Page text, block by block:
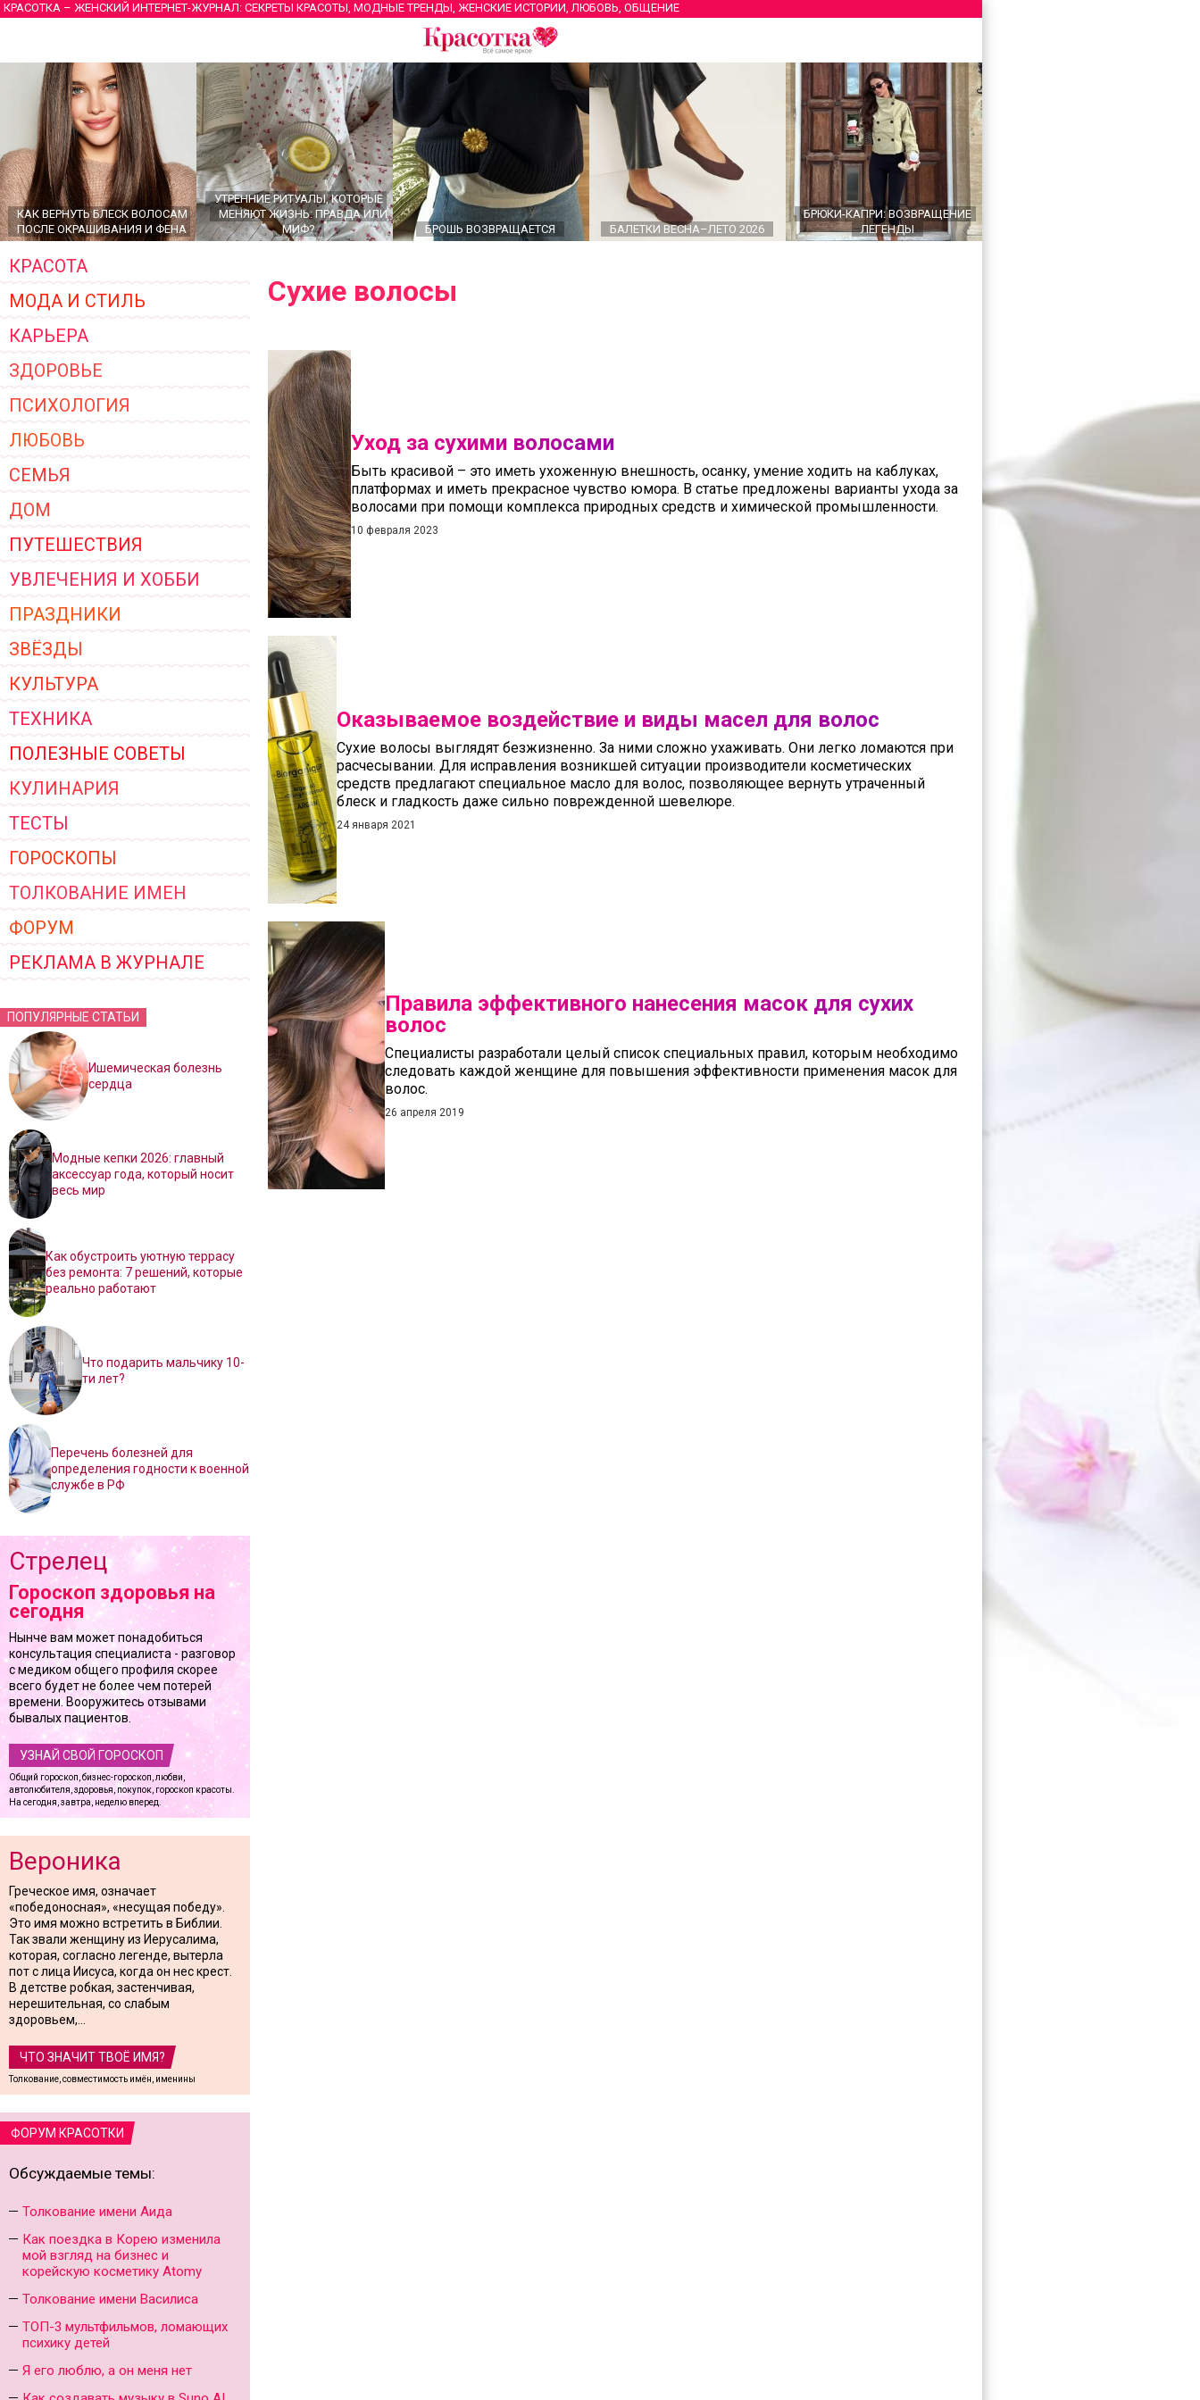
КРАСОТКА – ЖЕНСКИЙ ИНТЕРНЕТ-ЖУРНАЛ: СЕКРЕТЫ КРАСОТЫ, МОДНЫЕ ТРЕНДЫ, ЖЕНСКИЕ ИСТОРИИ, ЛЮБОВЬ, ОБЩЕНИЕ
КАК ВЕРНУТЬ БЛЕСК ВОЛОСАМ
ПОСЛЕ ОКРАШИВАНИЯ И ФЕНА
УТРЕННИЕ РИТУАЛЫ, КОТОРЫЕ
МЕНЯЮТ ЖИЗНЬ: ПРАВДА ИЛИ
МИФ?
БРОШЬ ВОЗВРАЩАЕТСЯ БАЛЕТКИ ВЕСНА–ЛЕТО 2026
БРЮКИ-КАПРИ: ВОЗВРАЩЕНИЕ
ЛЕГЕНДЫ
ГЛАВНЫЕ ТРЕНДЫ ВЕРХНЕЙ
ЖЕНСКОЙ ОДЕЖДЫ 2026
КРАСОТА
МОДА И СТИЛЬ
КАРЬЕРА
ЗДОРОВЬЕ
ПСИХОЛОГИЯ
ЛЮБОВЬ
СЕМЬЯ
ДОМ
ПУТЕШЕСТВИЯ
УВЛЕЧЕНИЯ И ХОББИ
ПРАЗДНИКИ
ЗВЁЗДЫ
КУЛЬТУРА
ТЕХНИКА
ПОЛЕЗНЫЕ СОВЕТЫ
КУЛИНАРИЯ
ТЕСТЫ
ГОРОСКОПЫ
ТОЛКОВАНИЕ ИМЕН
ФОРУМ
РЕКЛАМА В ЖУРНАЛЕ
ПОПУЛЯРНЫЕ СТАТЬИ
Ишемическая болезнь
сердца
Модные кепки 2026: главный
аксессуар года, который носит
весь мир
Как обустроить уютную террасу
без ремонта: 7 решений, которые
реально работают
Что подарить мальчику 10-
ти лет?
Перечень болезней для
определения годности к военной
службе в РФ
Стрелец
Гороскоп здоровья на
сегодня
Нынче вам может понадобиться
консультация специалиста - разговор
с медиком общего профиля скорее
всего будет не более чем потерей
времени. Вооружитесь отзывами
бывалых пациентов.
УЗНАЙ СВОЙ ГОРОСКОП
Общий гороскоп, бизнес-гороскоп, любви,
автолюбителя, здоровья, покупок, гороскоп красоты.
На сегодня, завтра, неделю вперед.
Вероника
Греческое имя, означает
«победоносная», «несущая победу».
Это имя можно встретить в Библии.
Так звали женщину из Иерусалима,
которая, согласно легенде, вытерла
пот с лица Иисуса, когда он нес крест.
В детстве робкая, застенчивая,
нерешительная, со слабым
здоровьем,...
ЧТО ЗНАЧИТ ТВОЁ ИМЯ?
Толкование, совместимость имён, именины
ФОРУМ КРАСОТКИ
Обсуждаемые темы:
Толкование имени Аида
Как поездка в Корею изменила
мой взгляд на бизнес и
корейскую косметику Atomy
Толкование имени Василиса
ТОП-3 мультфильмов, ломающих
психику детей
Я его люблю, а он меня нет
Сухие волосы
Уход за сухими волосами
Быть красивой – это иметь ухоженную внешность, осанку, умение ходить на каблуках,
платформах и иметь прекрасное чувство юмора. В статье предложены варианты ухода за
волосами при помощи комплекса природных средств и химической промышленности.
10 февраля 2023
Оказываемое воздействие и виды масел для волос
Сухие волосы выглядят безжизненно. За ними сложно ухаживать. Они легко ломаются при
расчесывании. Для исправления возникшей ситуации производители косметических
средств предлагают специальное масло для волос, позволяющее вернуть утраченный
блеск и гладкость даже сильно поврежденной шевелюре.
24 января 2021
Правила эффективного нанесения масок для сухих
волос
Специалисты разработали целый список специальных правил, которым необходимо
следовать каждой женщине для повышения эффективности применения масок для
волос.
26 апреля 2019